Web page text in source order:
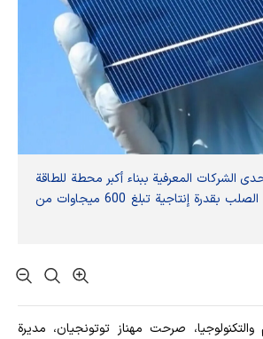
الشركات المعرفية ببناء أكبر محطة للطاقة
الشمسية في صناعة الصلب بقدرة إنتاجية تبلغ 600 ميجاوات من
والتكنولوجيا، صرحت مهناز توتونجیان، مديرة